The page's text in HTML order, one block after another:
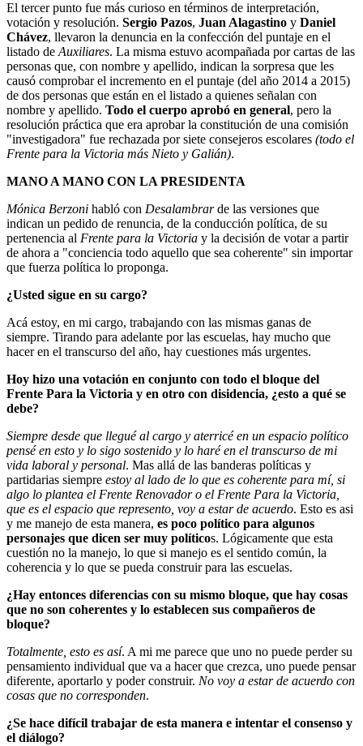
El tercer punto fue más curioso en términos de interpretación,
votación y resolución. Sergio Pazos, Juan Alagastino y Daniel
Chávez, llevaron la denuncia en la confección del puntaje en el
listado de Auxiliares. La misma estuvo acompañada por cartas de las
personas que, con nombre y apellido, indican la sorpresa que les
causó comprobar el incremento en el puntaje (del año 2014 a 2015)
de dos personas que están en el listado a quienes señalan con
nombre y apellido. Todo el cuerpo aprobó en general, pero la
resolución práctica que era aprobar la constitución de una comisión
"investigadora" fue rechazada por siete consejeros escolares (todo el
Frente para la Victoria más Nieto y Galián).
MANO A MANO CON LA PRESIDENTA
Mónica Berzoni habló con Desalambrarde las versiones que
indican un pedido de renuncia, de la conducción política, de su
pertenencia al Frente para la Victoria y la decisión de votar a partir
de ahora a "conciencia todo aquello que sea coherente" sin importar
que fuerza política lo proponga.
¿Usted sigue en su cargo?
Acá estoy, en mi cargo, trabajando con las mismas ganas de
siempre. Tirando para adelante por las escuelas, hay mucho que
hacer en el transcurso del año, hay cuestiones más urgentes.
Hoy hizo una votación en conjunto con todo el bloque del
Frente Para la Victoria y en otro con disidencia, ¿esto a qué se
debe?
Siempre desde que llegué al cargo y aterricé en un espacio político
pensé en esto y lo sigo sostenido y lo haré en el transcurso de mi
vida laboral y personal. Mas allá de las banderas políticas y
partidarias siempre estoy al lado de lo que es coherente para mí, si
algo lo plantea el Frente Renovador o el Frente Para la Victoria,
que es el espacio que represento, voy a estar de acuerdo. Esto es asi
y me manejo de esta manera, es poco político para algunos
personajes que dicen ser muy políticos. Lógicamente que esta
cuestión no la manejo, lo que si manejo es el sentido común, la
coherencia y lo que se pueda construir para las escuelas.
¿Hay entonces diferencias con su mismo bloque, que hay cosas
que no son coherentes y lo establecen sus compañeros de
bloque?
Totalmente, esto es así. A mi me parece que uno no puede perder su
pensamiento individual que va a hacer que crezca, uno puede pensar
diferente, aportarlo y poder construir. No voy a estar de acuerdo con
cosas que no corresponden.
¿Se hace difícil trabajar de esta manera e intentar el consenso y
el diálogo?